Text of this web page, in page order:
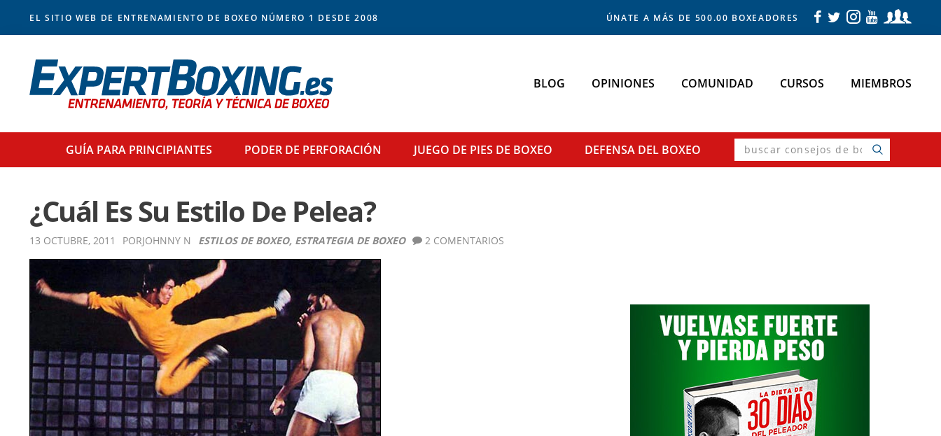
navigation
content
sidebar
EL SITIO WEB DE ENTRENAMIENTO DE BOXEO NÚMERO 1 DESDE 2008 ÚNATE A MÁS DE 500.00 BOXEADORES
BLOG OPINIONES COMUNIDAD CURSOS MIEMBROS
GUÍA PARA PRINCIPIANTES PODER DE PERFORACIÓN JUEGO DE PIES DE BOXEO DEFENSA DEL BOXEO buscar
consejos
de
boxeo
¿Cuál Es Su Estilo De Pelea?
13 OCTUBRE, 2011 PORJOHNNY N ESTILOS DE BOXEO, ESTRATEGIA DE BOXEO 2 COMENTARIOS